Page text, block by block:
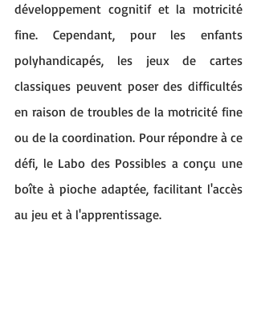
développement cognitif et la motricité
fine. Cependant, pour les enfants
polyhandicapés, les jeux de cartes
classiques peuvent poser des difficultés
en raison de troubles de la motricité fine
ou de la coordination. Pour répondre à ce
défi, le Labo des Possibles a conçu une
boîte à pioche adaptée, facilitant l'accès
au jeu et à l'apprentissage.